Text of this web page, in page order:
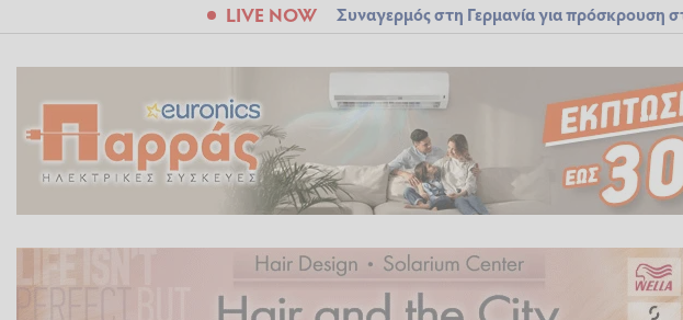
LIVE NOW Συναγερμός στη Γερμανία για πρόσκρουση